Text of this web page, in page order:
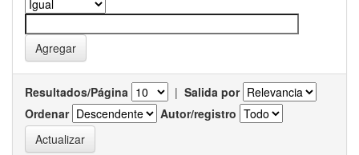
Resultados/Página | Salida por
Ordenar
Autor/registro